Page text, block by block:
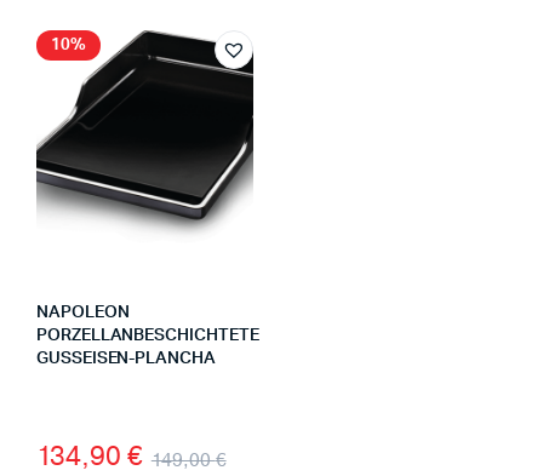
10%
NAPOLEON
PORZELLANBESCHICHTETE
GUSSEISEN-PLANCHA
149,00€
134,90 €